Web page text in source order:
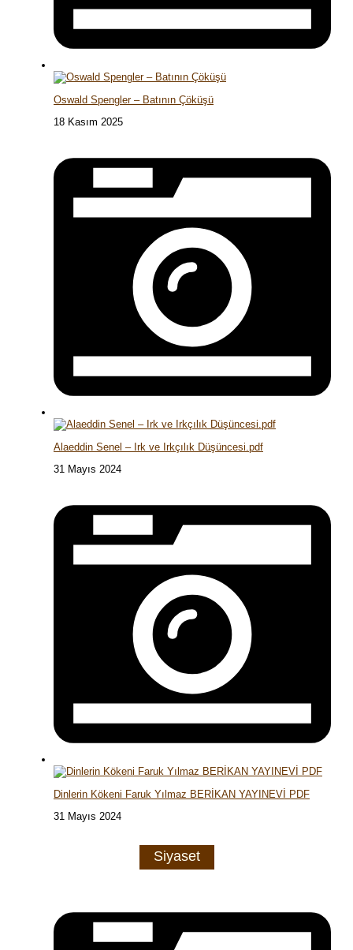
Oswald Spengler – Batının Çöküşü
18 Kasım 2025
Alaeddin Senel – Irk ve Irkçılık Düşüncesi.pdf
31 Mayıs 2024
Dinlerin Kökeni Faruk Yılmaz BERİKAN YAYINEVİ PDF
31 Mayıs 2024
Siyaset